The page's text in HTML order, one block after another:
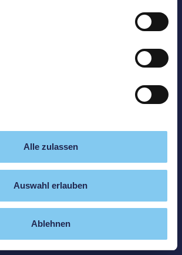
Alle zulassen
Auswahl erlauben
Ablehnen